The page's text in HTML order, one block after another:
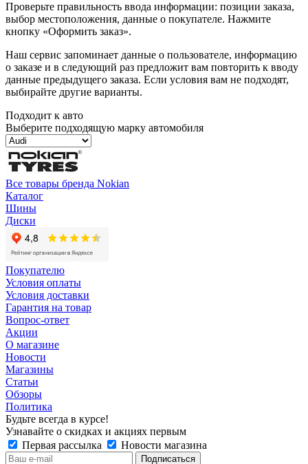
Проверьте правильность ввода информации: позиции заказа,
выбор местоположения, данные о покупателе. Нажмите
кнопку «Оформить заказ».
Наш сервис запоминает данные о пользователе, информацию
о заказе и в следующий раз предложит вам повторить к вводу
данные предыдущего заказа. Если условия вам не подходят,
выбирайте другие варианты.
Подходит к авто
Выберите подходящую марку автомобиля
Все товары бренда Nokian
Каталог
Шины
Диски
Покупателю
Условия оплаты
Условия доставки
Гарантия на товар
Вопрос-ответ
Акции
О магазине
Новости
Магазины
Статьи
Обзоры
Политика
Будьте всегда в курсе!
Узнавайте о скидках и акциях первым
Первая рассылка
Новости магазина